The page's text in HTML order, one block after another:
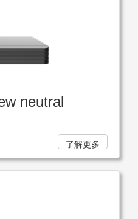
neutral
了解更多